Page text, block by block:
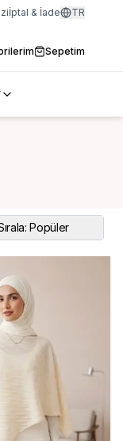
İptal & İade TR
Sepetim
Popüler